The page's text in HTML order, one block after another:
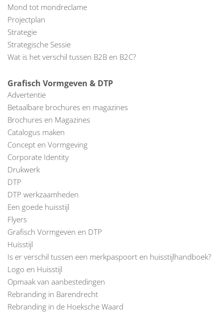
Mond tot mondreclame
Projectplan
Strategie
Strategische Sessie
Wat is het verschil tussen B2B en B2C?
Grafisch Vormgeven & DTP
Advertentie
Betaalbare brochures en magazines
Brochures en Magazines
Catalogus maken
Concept en Vormgeving
Corporate Identity
Drukwerk
DTP
DTP werkzaamheden
Een goede huisstijl
Flyers
Grafisch Vormgeven en DTP
Huisstijl
Is er verschil tussen een merkpaspoort en huisstijlhandboek?
Logo en Huisstijl
Opmaak van aanbestedingen
Rebranding in Barendrecht
Rebranding in de Hoeksche Waard